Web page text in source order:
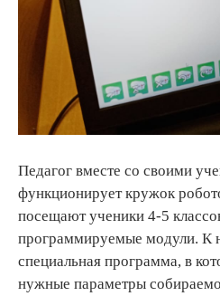
Педагог вместе со своими
функционирует кружок
посещают ученики 4-5
программируемые модули. К
специальная программа, в
нужные параметры